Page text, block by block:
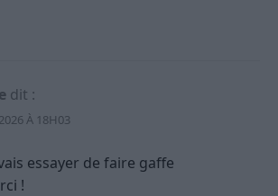
dit :
À 18H03
essayer de faire gaffe
!